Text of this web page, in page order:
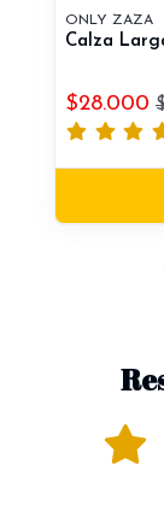
ONLY ZAZA
Calza
$28.000